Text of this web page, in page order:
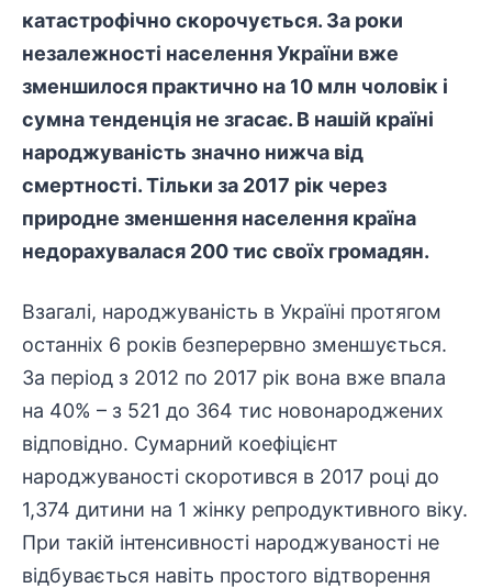
катастрофічно скорочується. За роки
незалежності населення України вже
зменшилося практично на 10 млн чоловік і
сумна тенденція не згасає. В нашій країні
народжуваність значно нижча від
смертності. Тільки за 2017 рік через
природне зменшення населення країна
недорахувалася 200 тис своїх громадян.
Взагалі, народжуваність в Україні протягом
останніх 6 років безперервно зменшується.
За період з 2012 по 2017 рік вона вже впала
на 40% – з 521 до 364 тис новонароджених
відповідно. Сумарний коефіцієнт
народжуваності скоротився в 2017 році до
1,374 дитини на 1 жінку репродуктивного віку.
При такій інтенсивності народжуваності не
відбувається навіть простого відтворення